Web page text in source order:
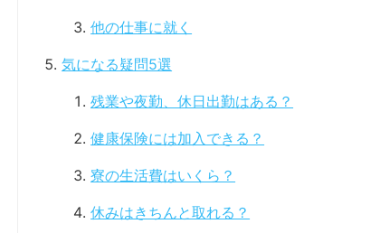
他の仕事に就く
気になる疑問5選
残業や夜勤、休日出勤はある？
健康保険には加入できる？
寮の生活費はいくら？
休みはきちんと取れる？